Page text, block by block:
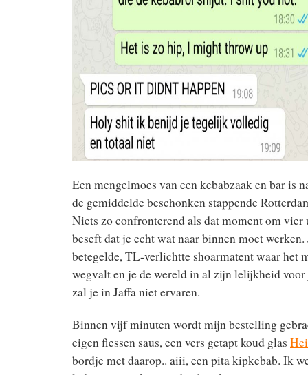
Een mengelmoes van een kebabzaak en bar is
de gemiddelde beschonken stappende
Niets zo confronterend als dat moment om vier
beseft dat je echt wat naar binnen moet
betegelde, TL-verlichtte shoarmatent waar het
wegvalt en je de wereld in al zijn lelijkheid
zal je in Jaffa niet ervaren.
Binnen vijf minuten wordt mijn bestelling
eigen flessen saus, een vers getapt koud glas
bordje met daarop.. aiii, een pita kipkebab. Ik